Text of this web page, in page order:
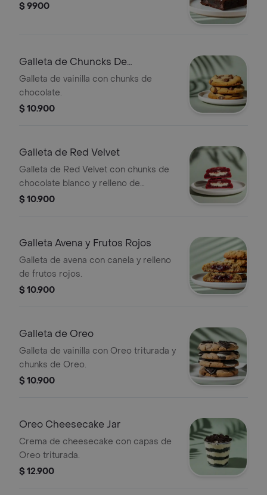
$ 9900
Galleta de Chuncks De
Chocolate
Galleta de vainilla con chunks de
chocolate.
$ 10.900
Galleta de Red Velvet
Galleta de Red Velvet con chunks de
chocolate blanco y relleno de
Cheesecake.
$ 10.900
Galleta Avena y Frutos Rojos
Galleta de avena con canela y relleno
de frutos rojos.
$ 10.900
Galleta de Oreo
Galleta de vainilla con Oreo triturada y
chunks de Oreo.
$ 10.900
Oreo Cheesecake Jar
Crema de cheesecake con capas de
Oreo triturada.
$ 12.900